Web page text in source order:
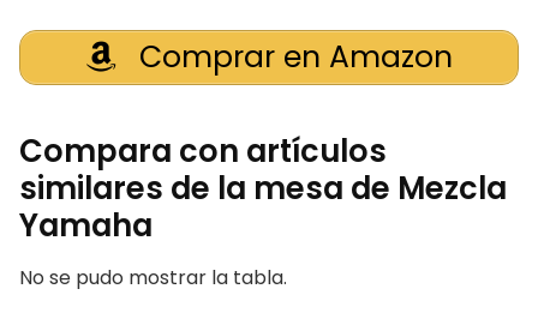
Comprar en Amazon
Compara con artículos
similares de la mesa de Mezcla
Yamaha
No se pudo mostrar la tabla.